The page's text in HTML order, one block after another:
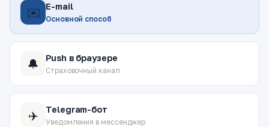
✉️ E-mail
Основной способ
🔔 Push в браузере
Страховочный канал
✈️ Telegram-бот
Уведомления в мессенджер